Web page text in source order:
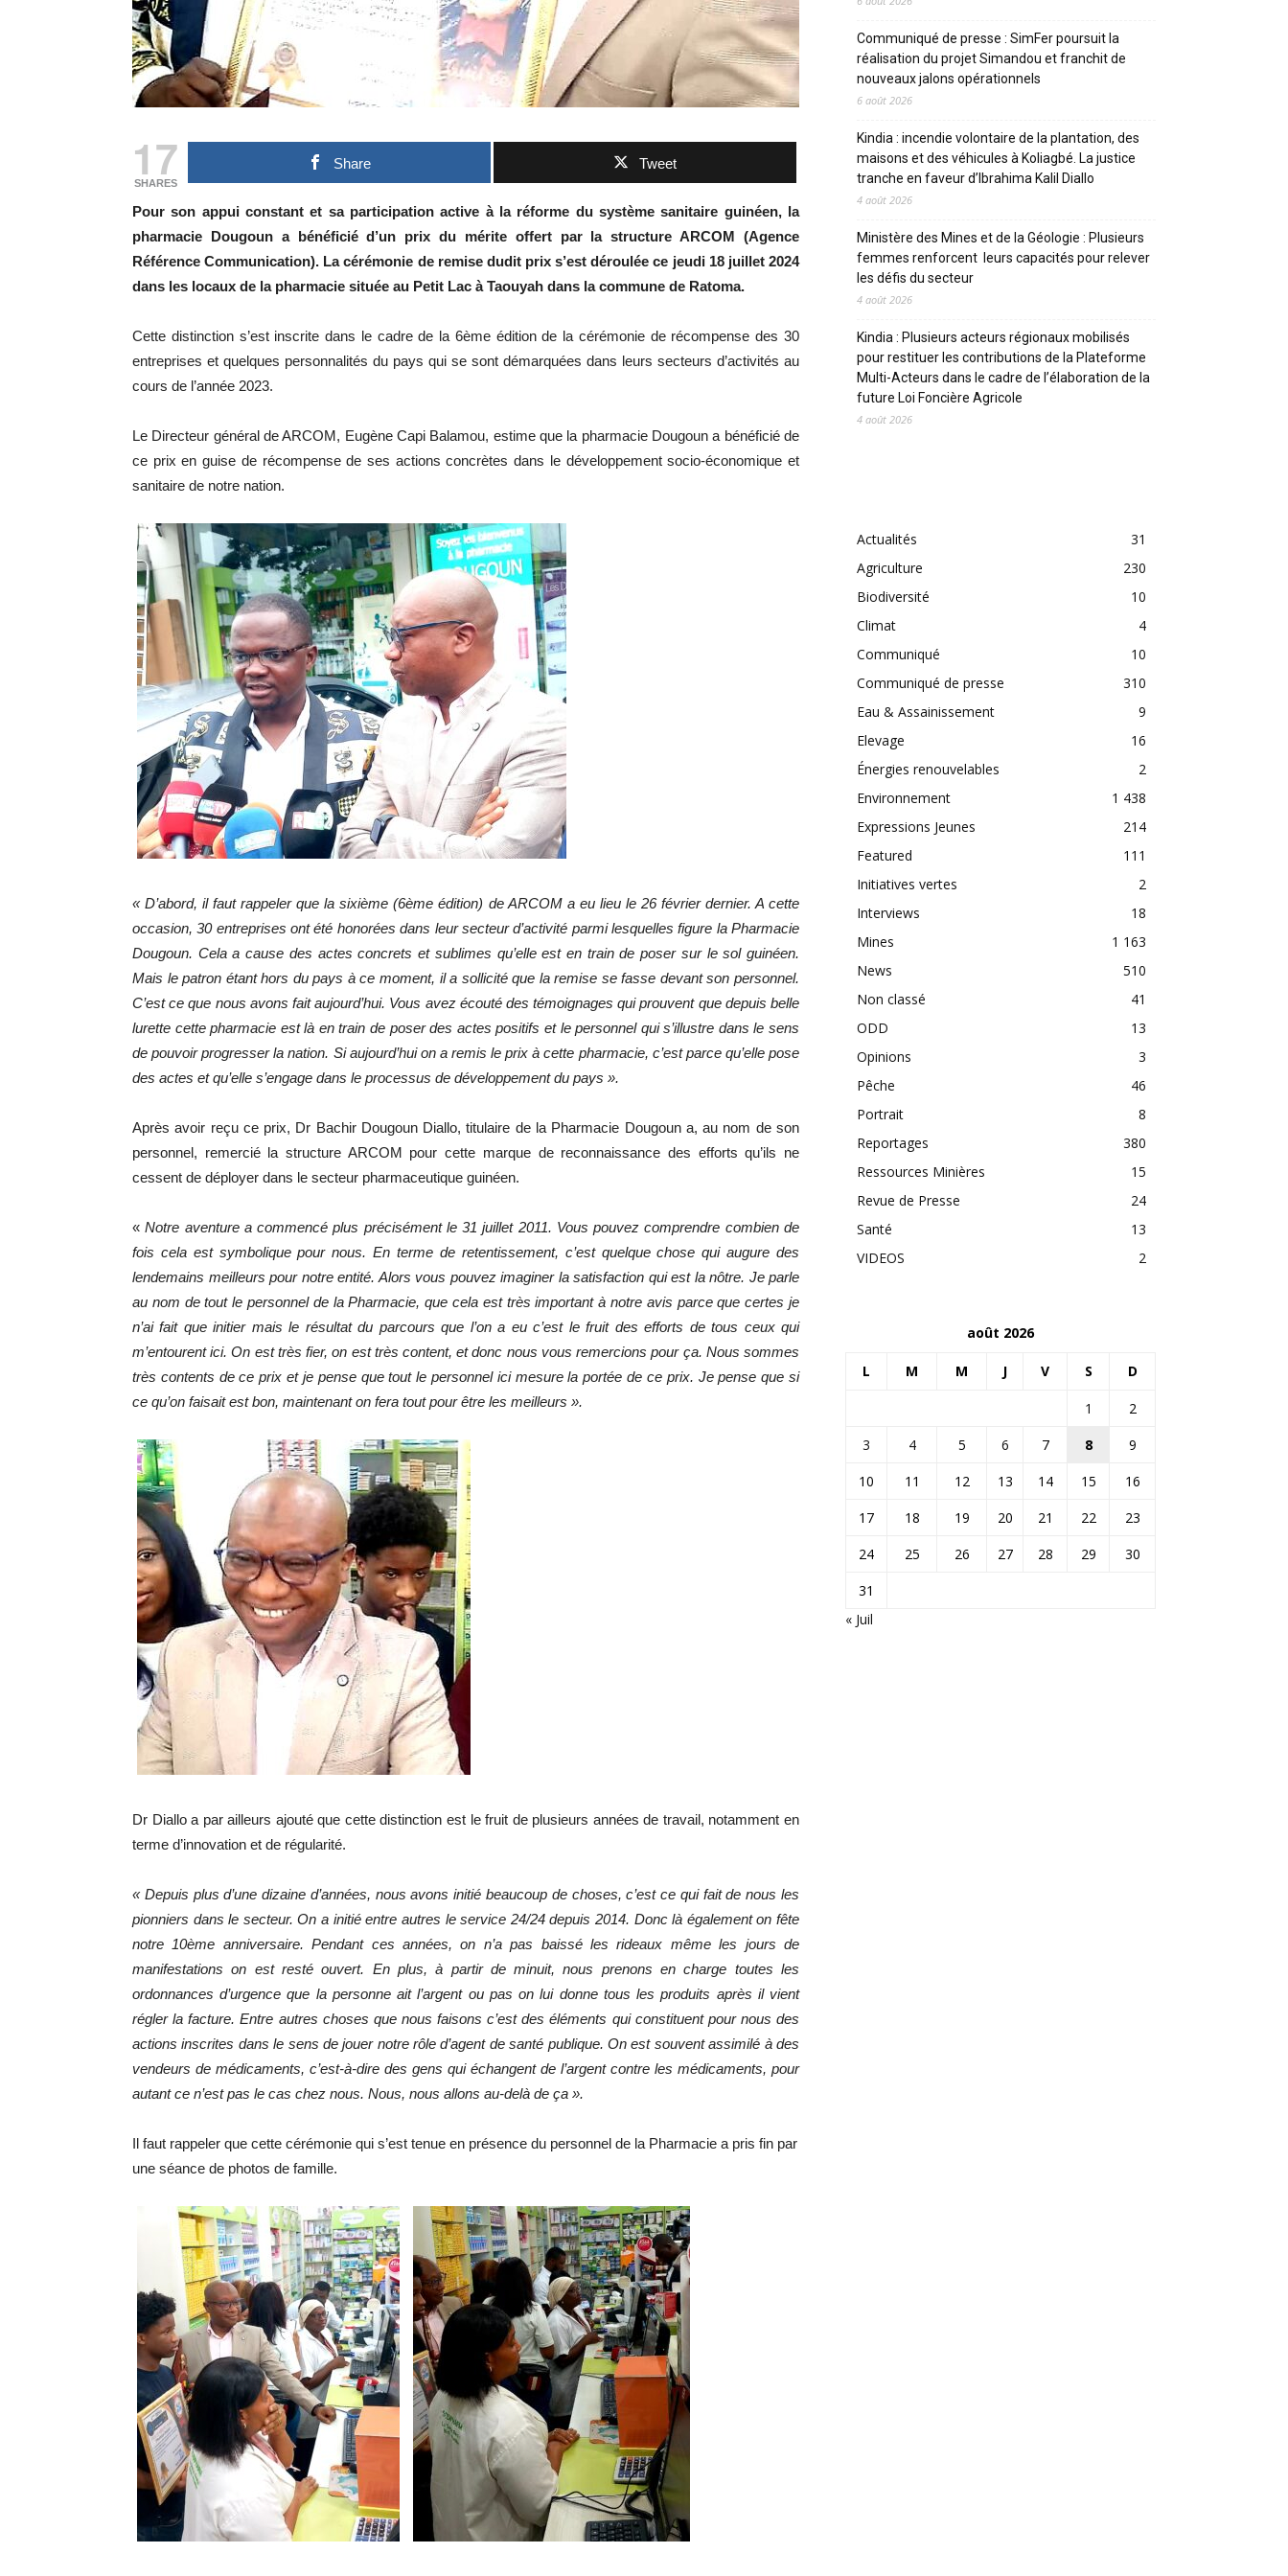
17
SHARES
Share Tweet
Pour son appui constant et sa participation active à la réforme du système sanitaire guinéen, la
pharmacie Dougoun a bénéficié d’un prix du mérite offert par la structure ARCOM (Agence
Référence Communication). La cérémonie de remise dudit prix s’est déroulée ce jeudi 18 juillet 2024
dans les locaux de la pharmacie située au Petit Lac à Taouyah dans la commune de Ratoma.
Cette distinction s’est inscrite dans le cadre de la 6ème édition de la cérémonie de récompense des 30
entreprises et quelques personnalités du pays qui se sont démarquées dans leurs secteurs d’activités au
cours de l’année 2023.
Le Directeur général de ARCOM, Eugène Capi Balamou, estime que la pharmacie Dougoun a bénéficié de
ce prix en guise de récompense de ses actions concrètes dans le développement socio-économique et
sanitaire de notre nation.
« D’abord, il faut rappeler que la sixième (6ème édition) de ARCOM a eu lieu le 26 février dernier. A cette
occasion, 30 entreprises ont été honorées dans leur secteur d’activité parmi lesquelles figure la Pharmacie
Dougoun. Cela a cause des actes concrets et sublimes qu’elle est en train de poser sur le sol guinéen.
Mais le patron étant hors du pays à ce moment, il a sollicité que la remise se fasse devant son personnel.
C’est ce que nous avons fait aujourd’hui. Vous avez écouté des témoignages qui prouvent que depuis belle
lurette cette pharmacie est là en train de poser des actes positifs et le personnel qui s’illustre dans le sens
de pouvoir progresser la nation. Si aujourd’hui on a remis le prix à cette pharmacie, c’est parce qu’elle pose
des actes et qu’elle s’engage dans le processus de développement du pays ».
Après avoir reçu ce prix, Dr Bachir Dougoun Diallo, titulaire de la Pharmacie Dougoun a, au nom de son
personnel, remercié la structure ARCOM pour cette marque de reconnaissance des efforts qu’ils ne
cessent de déployer dans le secteur pharmaceutique guinéen.
«Notre aventure a commencé plus précisément le 31 juillet 2011. Vous pouvez comprendre combien de
fois cela est symbolique pour nous. En terme de retentissement, c’est quelque chose qui augure des
lendemains meilleurs pour notre entité. Alors vous pouvez imaginer la satisfaction qui est la nôtre. Je parle
au nom de tout le personnel de la Pharmacie, que cela est très important à notre avis parce que certes je
n’ai fait que initier mais le résultat du parcours que l’on a eu c’est le fruit des efforts de tous ceux qui
m’entourent ici. On est très fier, on est très content, et donc nous vous remercions pour ça. Nous sommes
très contents de ce prix et je pense que tout le personnel ici mesure la portée de ce prix. Je pense que si
ce qu’on faisait est bon, maintenant on fera tout pour être les meilleurs ».
Dr Diallo a par ailleurs ajouté que cette distinction est le fruit de plusieurs années de travail, notamment en
terme d’innovation et de régularité.
« Depuis plus d’une dizaine d’années, nous avons initié beaucoup de choses, c’est ce qui fait de nous les
pionniers dans le secteur. On a initié entre autres le service 24/24 depuis 2014. Donc là également on fête
notre 10ème anniversaire. Pendant ces années, on n’a pas baissé les rideaux même les jours de
manifestations on est resté ouvert. En plus, à partir de minuit, nous prenons en charge toutes les
ordonnances d’urgence que la personne ait l’argent ou pas on lui donne tous les produits après il vient
régler la facture. Entre autres choses que nous faisons c’est des éléments qui constituent pour nous des
actions inscrites dans le sens de jouer notre rôle d’agent de santé publique. On est souvent assimilé à des
vendeurs de médicaments, c’est-à-dire des gens qui échangent de l’argent contre les médicaments, pour
autant ce n’est pas le cas chez nous. Nous, nous allons au-delà de ça ».
Il faut rappeler que cette cérémonie qui s’est tenue en présence du personnel de la Pharmacie a pris fin par
une séance de photos de famille.
Communiqué de presse : SimFer poursuit la
réalisation du projet Simandou et franchit de
nouveaux jalons opérationnels
6 août 2026
Kindia : incendie volontaire de la plantation, des
maisons et des véhicules à Koliagbé. La justice
tranche en faveur d’Ibrahima Kalil Diallo
4 août 2026
Ministère des Mines et de la Géologie : Plusieurs
femmes renforcent leurs capacités pour relever
les défis du secteur
4 août 2026
Kindia : Plusieurs acteurs régionaux mobilisés
pour restituer les contributions de la Plateforme
Multi-Acteurs dans le cadre de l’élaboration de la
future Loi Foncière Agricole
4 août 2026
Actualités
31
Agriculture
230
Biodiversité
10
Climat
4
Communiqué
10
Communiqué de presse
310
Eau & Assainissement
9
Elevage
16
Énergies renouvelables
2
Environnement
1 438
Expressions Jeunes
214
Featured
111
Initiatives vertes
2
Interviews
18
Mines
1 163
News
510
Non classé
41
ODD
13
Opinions
3
Pêche
46
Portrait
8
Reportages
380
Ressources Minières
15
Revue de Presse
24
Santé
13
VIDEOS
2
août 2026
L M M J V S D
1
2
3
4 5 6 7 8
9
10
11 12 13 14 15
16
17
18 19 20 21 22
23
24
25 26 27 28 29
30
31
« Juil